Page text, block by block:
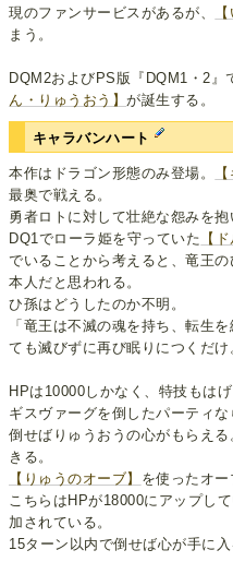
現のファンサービスがあるが、
まう。
DQM2およびPS版『DQM1・2』
ん・りゅうおう】が誕生する。
キャラバンハート
本作はドラゴン形態のみ登場。
最奥で戦える。
勇者ロトに対して壮絶な怨みを抱
DQ1でローラ姫を守っていた 【
でいることから考えると、竜王
本人だと思われる。
ひ孫はどうしたのか不明。
「竜王は不滅の魂を持ち、転生
ても滅びずに再び眠りにつくだけ
HPは10000しかなく、特技もは
ギスヴァーグを倒したパーティな
倒せばりゅうおうの心がもらえ
きる。
【りゅうのオーブ】 を使ったオー
こちらはHPが18000にアップし
加されている。
15ターン以内で倒せば心が手に入